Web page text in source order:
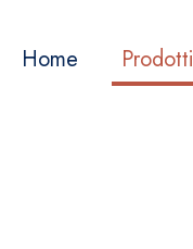
Home Prodotti